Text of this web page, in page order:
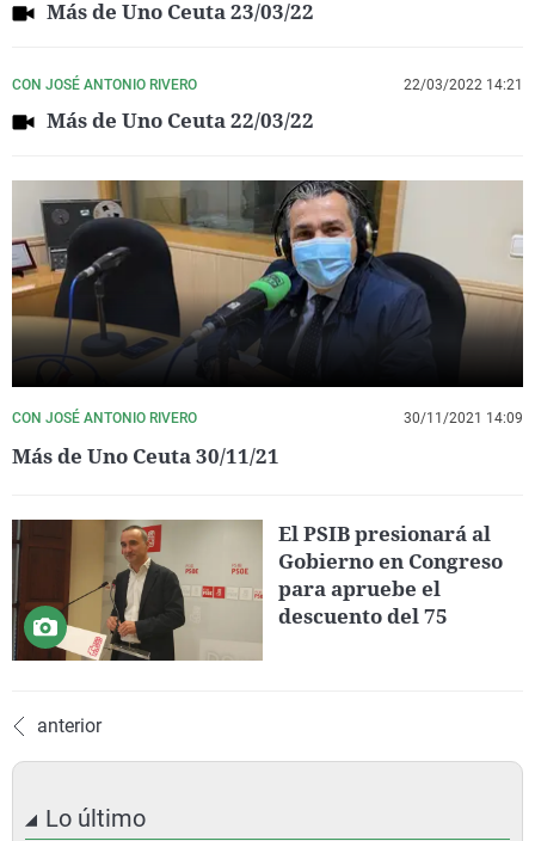
Más de Uno Ceuta 23/03/22
CON JOSÉ ANTONIO RIVERO 22/03/2022 14:21
Más de Uno Ceuta 22/03/22
CON JOSÉ ANTONIO RIVERO 30/11/2021 14:09
Más de Uno Ceuta 30/11/21
El PSIB presionará al
Gobierno en Congreso
para apruebe el
descuento del 75
anterior
Lo último